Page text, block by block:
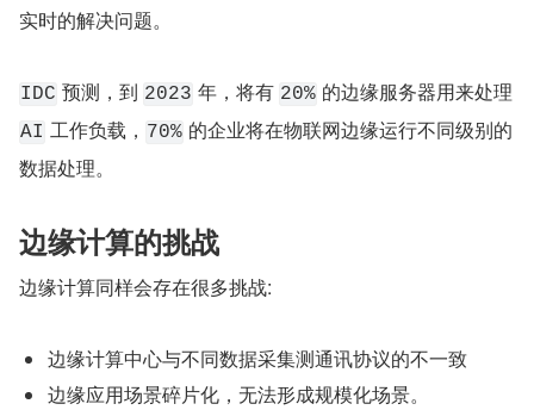
实时的解决问题。
IDC 预测，到 2023 年，将有 20%
AI 工作负载， 70% 的企业将在物联网边缘运行不同级别的
数据处理。
边缘计算的挑战
边缘计算同样会存在很多挑战:
边缘计算中心与不同数据采集测通讯协议的不一致
边缘应用场景碎片化，无法形成规模化场景。